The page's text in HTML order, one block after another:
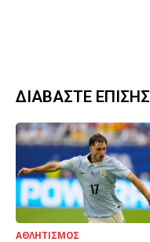
ΔΙΑΒΑΣΤΕ ΕΠΙΣΗΣ
ΑΘΛΗΤΙΣΜΟΣ